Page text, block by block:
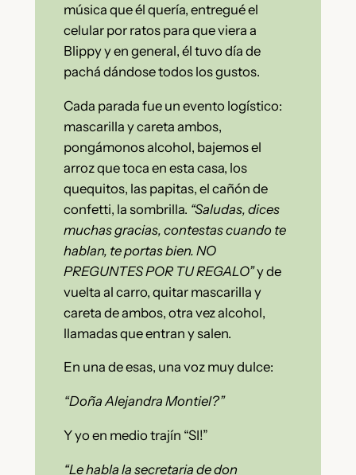
música que él quería, entregué el
celular por ratos para que viera a
Blippy y en general, él tuvo día de
pachá dándose todos los gustos.
Cada parada fue un evento logístico:
mascarilla y careta ambos,
pongámonos alcohol, bajemos el
arroz que toca en esta casa, los
quequitos, las papitas, el cañón de
confetti, la sombrilla. “Saludas, dices
muchas gracias, contestas cuando te
hablan, te portas bien. NO
PREGUNTES POR TU REGALO”y de
vuelta al carro, quitar mascarilla y
careta de ambos, otra vez alcohol,
llamadas que entran y salen.
En una de esas, una voz muy dulce:
“Doña Alejandra Montiel?”
Y yo en medio trajín “SI!”
“Le habla la secretaria de don